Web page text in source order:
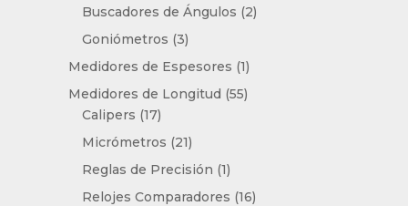
productos
Buscadores de Ángulos 22
Goniómetros 33
productos
Medidores de Espesores 11
producto
Medidores de Longitud 5555
Calipers 1717
productos
Micrómetros 2121
productos
Reglas de Precisión 11
producto
Relojes Comparadores 1616